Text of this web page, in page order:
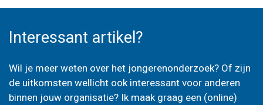
Interessant artikel?
Wil je meer weten over het jongerenonderzoek? Of zijn
de uitkomsten wellicht ook interessant voor anderen
binnen jouw organisatie? Ik maak graag een (online)